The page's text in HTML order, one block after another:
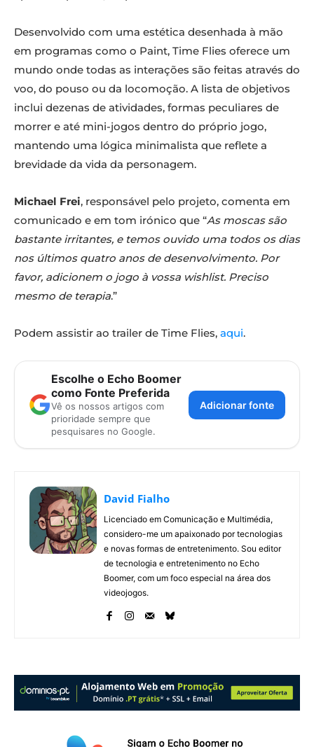
Desenvolvido com uma estética desenhada à mão
em programas como o Paint, Time Flies oferece um
mundo onde todas as interações são feitas através do
voo, do pouso ou da locomoção. A lista de objetivos
inclui dezenas de atividades, formas peculiares de
morrer e até mini-jogos dentro do próprio jogo,
mantendo uma lógica minimalista que reflete a
brevidade da vida da personagem.
Michael Frei, responsável pelo projeto, comenta em
comunicado e em tom irónico que “As moscas são
bastante irritantes, e temos ouvido uma todos os dias
nos últimos quatro anos de desenvolvimento. Por
favor, adicionem o jogo à vossa wishlist. Preciso
mesmo de terapia.”
Podem assistir ao trailer de Time Flies, aqui.
Escolhe o Echo Boomer
como Fonte Preferida
Vê os nossos artigos com
prioridade sempre que
pesquisares no Google.
Adicionar fonte
David Fialho
Licenciado em Comunicação e Multimédia,
considero-me um apaixonado por tecnologias
e novas formas de entretenimento. Sou editor
de tecnologia e entretenimento no Echo
Boomer, com um foco especial na área dos
videojogos.